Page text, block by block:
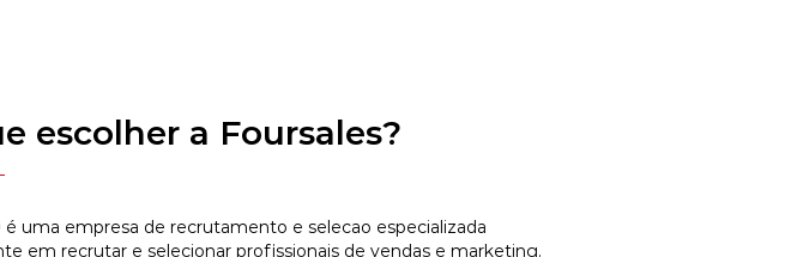
escolher a Foursales?
é uma empresa de recrutamento e selecao especializada
em recrutar e selecionar profissionais de vendas e marketing.